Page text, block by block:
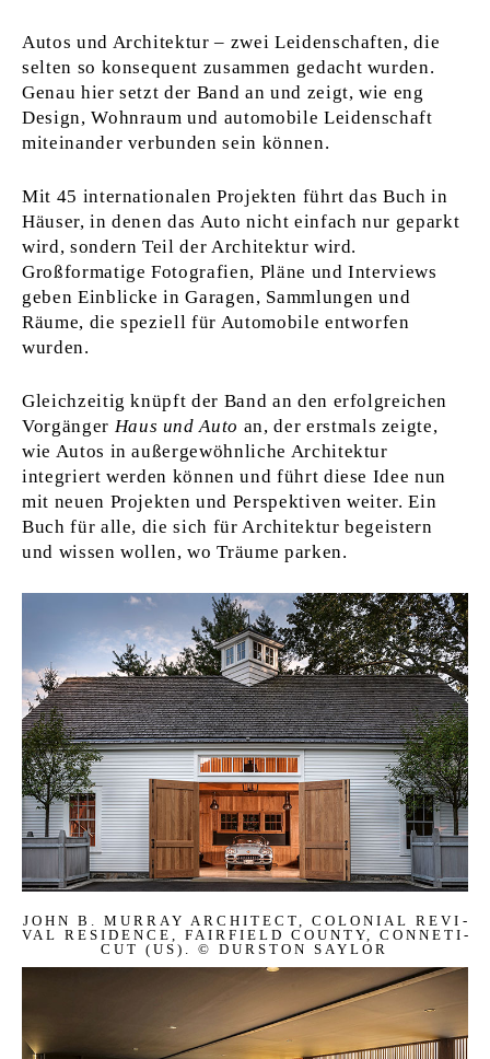
Autos und Architektur – zwei Leidenschaften, die
selten so konsequent zusammen gedacht wurden.
Genau hier setzt der Band an und zeigt, wie eng
Design, Wohnraum und automobile Leidenschaft
miteinander verbunden sein können.
Mit 45 internationalen Projekten führt das Buch in
Häuser, in denen das Auto nicht einfach nur geparkt
wird, sondern Teil der Architektur wird.
Großformatige Fotografien, Pläne und Interviews
geben Einblicke in Garagen, Sammlungen und
Räume, die speziell für Automobile entworfen
wurden.
Gleichzeitig knüpft der Band an den erfolgreichen
Vorgänger Haus und Auto an, der erstmals zeigte,
wie Autos in außergewöhnliche Architektur
integriert werden können und führt diese Idee nun
mit neuen Projekten und Perspektiven weiter. Ein
Buch für alle, die sich für Architektur begeistern
und wissen wollen, wo Träume parken.
JOHN B. MUR­RAY AR­CHI­TECT, CO­LO­NI­AL RE­VI­
VAL RE­SIDENCE, FAIR­FIELD COUN­TY, CONNE­TI­
CUT (US). © DUR­STON SAY­LOR